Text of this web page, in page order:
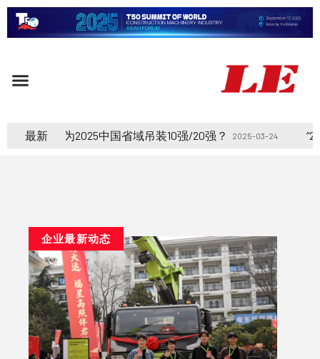
最新
省域吊装10强/20强？ 2025-03-24 “2024中国吊装100强”
企业最新动态